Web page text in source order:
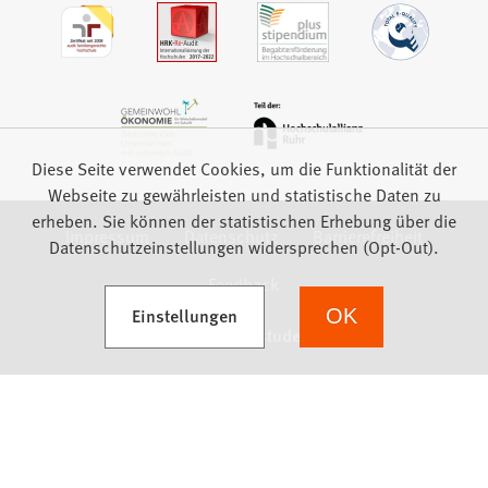
Impressum Datenschutz
Barrierefreiheit
Feedback
Diese Seite verwendet Cookies, um die Funktionalität der
Webseite zu gewährleisten und statistische Daten zu
erheben. Sie können der statistischen Erhebung über die
Datenschutzeinstellungen widersprechen (Opt-Out).
Einstellungen
(Öffnet in einem neuen Tab) OK